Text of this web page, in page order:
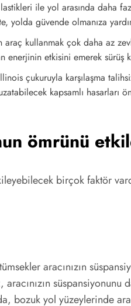
ile yol arasında daha
yolda güvende olmanıza
araç kullanmak çok daha az
enerjinin etkisini emerek sürüş
çukuruyla karşılaşma
kapsamlı hasarları
ömrünü
birçok faktör
aracınızın
süspansiyonunu
bozuk yol yüzeylerinde